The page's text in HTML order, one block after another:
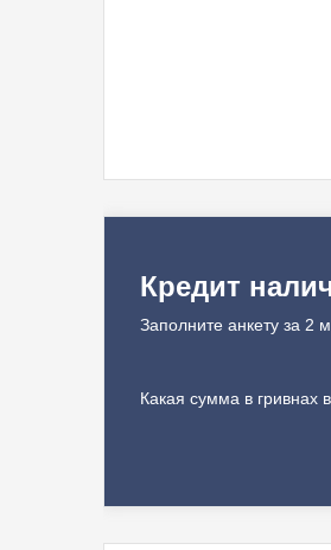
Кредит
Заполните анкету за 2
Какая сумма в гривнах